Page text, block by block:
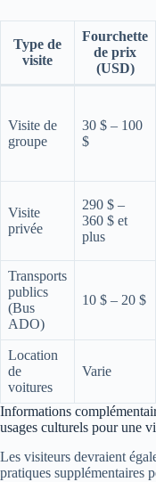
Type de
visite
Fourchette
de prix
(USD)
Visite de
groupe
30 $ – 100
$
Visite
privée
290 $ –
360 $ et
plus
Transports
publics
(Bus
ADO)
10 $ – 20 $
Location
de
voitures
Varie
Informations
usages culturels pour une
Les visiteurs devraient
pratiques supplémentaires